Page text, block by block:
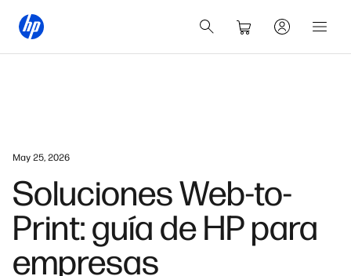
May 25, 2026
Soluciones Web-to-
Print: guía de HP para
empresas